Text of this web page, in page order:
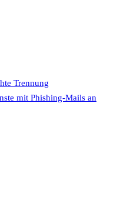
Trennung
mit Phishing-Mails an